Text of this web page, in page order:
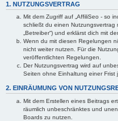
1. NUTZUNGSVERTRAG
Mit dem Zugriff auf „AffiliSeo - so
schließt du einen Nutzungsvertrag
„Betreiber“) und erklärst dich mit
Wenn du mit diesen Regelungen
nicht weiter nutzen. Für die
veröffentlichten Regelungen.
Der Nutzungsvertrag wird auf
Seiten ohne Einhaltung einer Frist
2. EINRÄUMUNG VON
Mit dem Erstellen eines Beitrags
räumlich unbeschränktes und
Boards zu nutzen.